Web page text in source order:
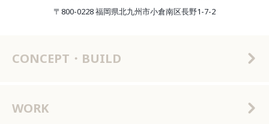
〒800-0228 福岡県北九州市小倉南区長野1-7-2
CONCEPT・BUILD
WORK